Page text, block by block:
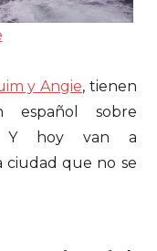
y Angie, tienen
sobre
hoy van a
ciudad que no se